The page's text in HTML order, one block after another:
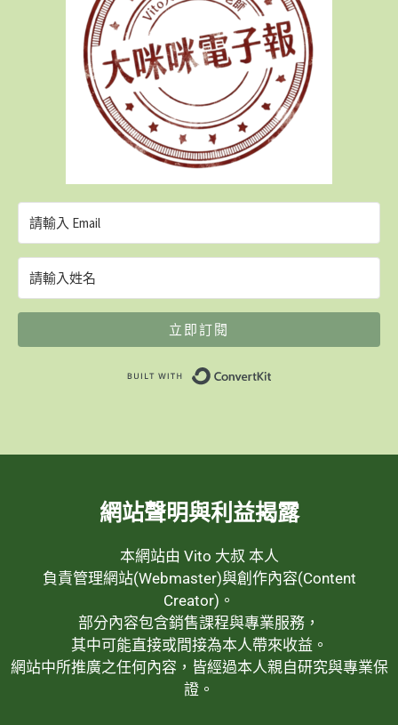
立即訂閱
網站聲明與利益揭露
本網站由 Vito 大叔 本人
負責管理網站(Webmaster)與創作內容(Content
Creator)。
部分內容包含銷售課程與專業服務，
其中可能直接或間接為本人帶來收益。
網站中所推廣之任何內容，皆經過本人親自研究與專業保
證。